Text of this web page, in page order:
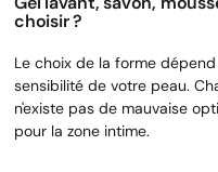
choisir ?
Le choix de la forme
sensibilité de votre peau.
n'existe pas de mauvaise
pour la zone intime.